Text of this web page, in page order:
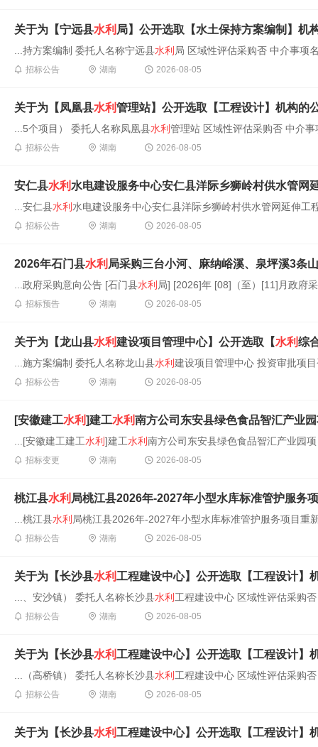
关于为【宁远县水利 局】公开选取【水土保持方案编制】机
...持方案编制 委托人名称宁远县水利 局 区域性评估采购否 中介事项
招标公告 湖南 2026-08-05
关于为【凤凰县水利管理站】公开选取【工程设计】机构的
...5个项目） 委托人名称凤凰县水利 管理站 区域性评估采购否 中介事
招标公告 湖南 2026-08-05
安仁县水利 水电建设服务中心安仁县洋际乡狮岭村供水管网
...安仁县水利 水电建设服务中心安仁县洋际乡狮岭村供水管网延伸工
招标公告 湖南 2026-08-05
2026年石门县水利 局采购三台小河、麻纳峪溪、泉坪溪3条
...政府采购意向公告 [石门县水利 局] [2026]年 [08]（至）[11]月政府
招标预告 湖南 2026-08-05
关于为【龙山县水利建设项目管理中心】公开选取【水利综
...施方案编制 委托人名称龙山县水利 建设项目管理中心 投资审批项
招标公告 湖南 2026-08-05
[安徽建工水利]建工水利南方公司东安县绿色食品智汇产业园
...[安徽建工建工水利 ]建工水利 南方公司东安县绿色食品智汇产业园
招标变更 湖南 2026-08-05
桃江县水利 局桃江县2026年-2027年小型水库标准管护服务
...桃江县水利 局桃江县2026年-2027年小型水库标准管护服务项目重
招标公告 湖南 2026-08-05
关于为【长沙县水利工程建设中心】公开选取【工程设计】
...、安沙镇） 委托人名称长沙县水利 工程建设中心 区域性评估采购
招标公告 湖南 2026-08-05
关于为【长沙县水利工程建设中心】公开选取【工程设计】
...（高桥镇） 委托人名称长沙县水利 工程建设中心 区域性评估采购
招标公告 湖南 2026-08-05
关于为【长沙县水利工程建设中心】公开选取【工程设计】